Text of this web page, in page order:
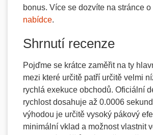
bonus. Více se dozvíte na stránce o
nabídce.
Shrnutí recenze
Pojďme se krátce zaměřit na ty
mezi které určitě patří určitě velmi
rychlá exekuce obchodů. Oficiální
rychlost dosahuje až 0.0006
výhodou je určitě vysoký pákový
minimální vklad a možnost vlastnit